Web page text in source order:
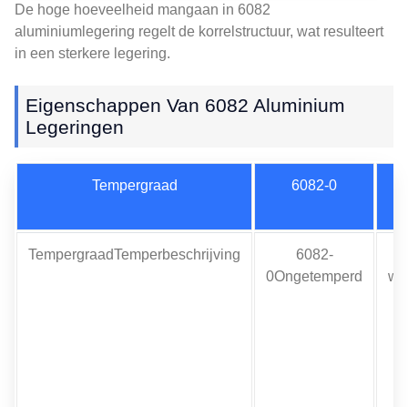
De hoge hoeveelheid mangaan in 6082
aluminiumlegering regelt de korrelstructuur, wat resulteert
in een sterkere legering.
Eigenschappen Van 6082 Aluminium
Legeringen
Tempergraad 6082-0
TempergraadTemperbeschrijving
6082-
0Ongetemperd